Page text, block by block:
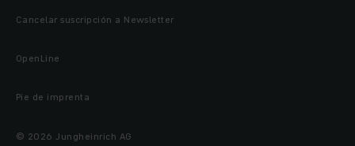
Cancelar suscripción a Newsletter
OpenLine
Pie de imprenta
© 2026 Jungheinrich AG